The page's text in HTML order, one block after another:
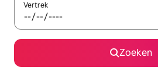
Vertrek
Zoeken